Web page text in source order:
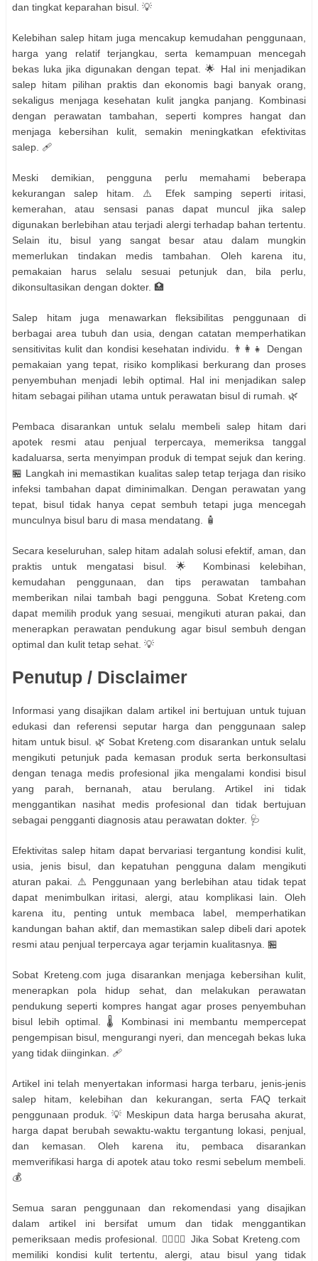
dan tingkat keparahan bisul. 💡
Kelebihan salep hitam juga mencakup kemudahan penggunaan,
harga yang relatif terjangkau, serta kemampuan mencegah
bekas luka jika digunakan dengan tepat. 🌟 Hal ini menjadikan
salep hitam pilihan praktis dan ekonomis bagi banyak orang,
sekaligus menjaga kesehatan kulit jangka panjang. Kombinasi
dengan perawatan tambahan, seperti kompres hangat dan
menjaga kebersihan kulit, semakin meningkatkan efektivitas
salep. 🩹
Meski demikian, pengguna perlu memahami beberapa
kekurangan salep hitam. ⚠️ Efek samping seperti iritasi,
kemerahan, atau sensasi panas dapat muncul jika salep
digunakan berlebihan atau terjadi alergi terhadap bahan tertentu.
Selain itu, bisul yang sangat besar atau dalam mungkin
memerlukan tindakan medis tambahan. Oleh karena itu,
pemakaian harus selalu sesuai petunjuk dan, bila perlu,
dikonsultasikan dengan dokter. 🏥
Salep hitam juga menawarkan fleksibilitas penggunaan di
berbagai area tubuh dan usia, dengan catatan memperhatikan
sensitivitas kulit dan kondisi kesehatan individu. 👨‍👩‍👧 Dengan
pemakaian yang tepat, risiko komplikasi berkurang dan proses
penyembuhan menjadi lebih optimal. Hal ini menjadikan salep
hitam sebagai pilihan utama untuk perawatan bisul di rumah. 🌿
Pembaca disarankan untuk selalu membeli salep hitam dari
apotek resmi atau penjual terpercaya, memeriksa tanggal
kadaluarsa, serta menyimpan produk di tempat sejuk dan kering.
🏪 Langkah ini memastikan kualitas salep tetap terjaga dan risiko
infeksi tambahan dapat diminimalkan. Dengan perawatan yang
tepat, bisul tidak hanya cepat sembuh tetapi juga mencegah
munculnya bisul baru di masa mendatang. 🧴
Secara keseluruhan, salep hitam adalah solusi efektif, aman, dan
praktis untuk mengatasi bisul. 🌟 Kombinasi kelebihan,
kemudahan penggunaan, dan tips perawatan tambahan
memberikan nilai tambah bagi pengguna. Sobat Kreteng.com
dapat memilih produk yang sesuai, mengikuti aturan pakai, dan
menerapkan perawatan pendukung agar bisul sembuh dengan
optimal dan kulit tetap sehat. 💡
Penutup / Disclaimer
Informasi yang disajikan dalam artikel ini bertujuan untuk tujuan
edukasi dan referensi seputar harga dan penggunaan salep
hitam untuk bisul. 🌿 Sobat Kreteng.com disarankan untuk selalu
mengikuti petunjuk pada kemasan produk serta berkonsultasi
dengan tenaga medis profesional jika mengalami kondisi bisul
yang parah, bernanah, atau berulang. Artikel ini tidak
menggantikan nasihat medis profesional dan tidak bertujuan
sebagai pengganti diagnosis atau perawatan dokter. 🩺
Efektivitas salep hitam dapat bervariasi tergantung kondisi kulit,
usia, jenis bisul, dan kepatuhan pengguna dalam mengikuti
aturan pakai. ⚠️ Penggunaan yang berlebihan atau tidak tepat
dapat menimbulkan iritasi, alergi, atau komplikasi lain. Oleh
karena itu, penting untuk membaca label, memperhatikan
kandungan bahan aktif, dan memastikan salep dibeli dari apotek
resmi atau penjual terpercaya agar terjamin kualitasnya. 🏪
Sobat Kreteng.com juga disarankan menjaga kebersihan kulit,
menerapkan pola hidup sehat, dan melakukan perawatan
pendukung seperti kompres hangat agar proses penyembuhan
bisul lebih optimal. 🌡️ Kombinasi ini membantu mempercepat
pengempisan bisul, mengurangi nyeri, dan mencegah bekas luka
yang tidak diinginkan. 🩹
Artikel ini telah menyertakan informasi harga terbaru, jenis-jenis
salep hitam, kelebihan dan kekurangan, serta FAQ terkait
penggunaan produk. 💡 Meskipun data harga berusaha akurat,
harga dapat berubah sewaktu-waktu tergantung lokasi, penjual,
dan kemasan. Oleh karena itu, pembaca disarankan
memverifikasi harga di apotek atau toko resmi sebelum membeli.
💰
Semua saran penggunaan dan rekomendasi yang disajikan
dalam artikel ini bersifat umum dan tidak menggantikan
pemeriksaan medis profesional. 👩‍⚕️👨‍⚕️ Jika Sobat Kreteng.com
memiliki kondisi kulit tertentu, alergi, atau bisul yang tidak